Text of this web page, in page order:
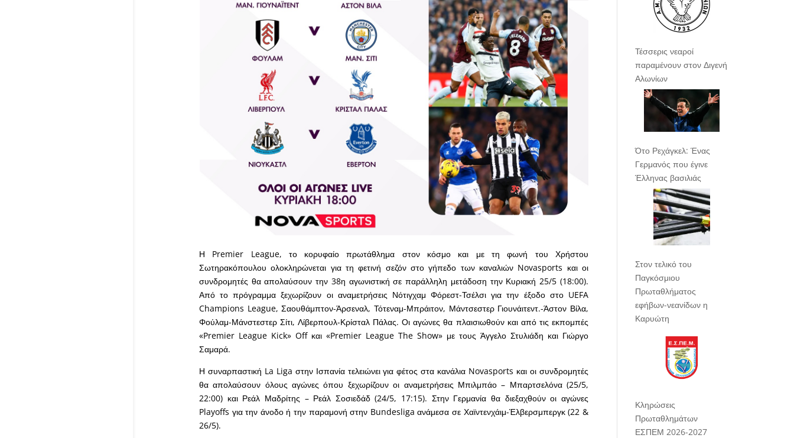
Η Premier League, το κορυφαίο πρωτάθλημα στον κόσμο και με τη φωνή του Χρήστου
Σωτηρακόπουλου ολοκληρώνεται για τη φετινή σεζόν στο γήπεδο των καναλιών Novasports και οι
συνδρομητές θα απολαύσουν την 38η αγωνιστική σε παράλληλη μετάδοση την Κυριακή 25/5 (18:00).
Από το πρόγραμμα ξεχωρίζουν οι αναμετρήσεις Νότιγχαμ Φόρεστ-Τσέλσι για την έξοδο στο UEFA
Champions League, Σαουθάμπτον-Άρσεναλ, Τότεναμ-Μπράιτον, Μάντσεστερ Γιουνάιτεντ.-Άστον Βίλα,
Φούλαμ-Μάνστεστερ Σίτι, Λίβερπουλ-Κρίσταλ Πάλας. Οι αγώνες θα πλαισιωθούν και από τις εκπομπές
«Premier League Kick» Off και «Premier League The Show» με τους Άγγελο Στυλιάδη και Γιώργο
Σαμαρά.
Η συναρπαστική La Liga στην Ισπανία τελειώνει για φέτος στα κανάλια Novasports και οι συνδρομητές
θα απολαύσουν όλους αγώνες όπου ξεχωρίζουν οι αναμετρήσεις Μπιλμπάο – Μπαρτσελόνα (25/5,
22:00) και Ρεάλ Μαδρίτης – Ρεάλ Σοσιεδάδ (24/5, 17:15). Στην Γερμανία θα διεξαχθούν οι αγώνες
Playoffs για την άνοδο ή την παραμονή στην Bundesliga ανάμεσα σε Χαϊντενχάιμ-Έλβερσμπεργκ (22 &
26/5).
Τέσσερις νεαροί
παραμένουν στον Διγενή
Αλωνίων
Ότο Ρεχάγκελ: Ένας
Γερμανός που έγινε
Έλληνας βασιλιάς
Στον τελικό του
Παγκόσμιου
Πρωταθλήματος
εφήβων-νεανίδων η
Καρυώτη
Κληρώσεις
Πρωταθλημάτων
ΕΣΠΕΜ 2026-2027